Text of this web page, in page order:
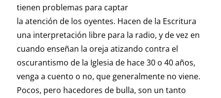
tienen problemas para captar
la atención de los oyentes. Hacen de la Escritura
una interpretación libre para la radio, y de vez en
cuando enseñan la oreja atizando contra el
oscurantismo de la Iglesia de hace 30 o 40 años,
venga a cuento o no, que generalmente no viene.
Pocos, pero hacedores de bulla, son un tanto